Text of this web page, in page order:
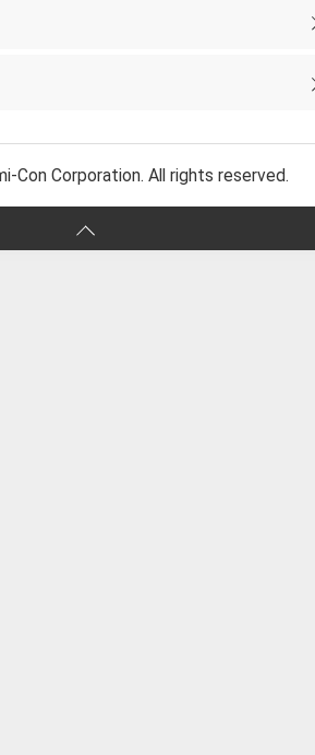
Con Corporation. All rights reserved.